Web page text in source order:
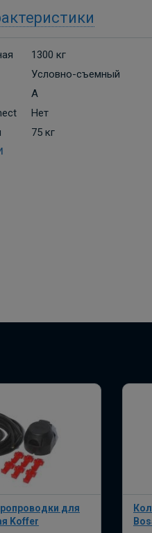
1300 кг
Условно-съемный
A
Нет
75 кг
для
Koffer